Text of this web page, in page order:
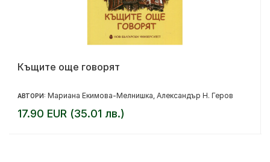
Къщите още говорят
АВТОРИ: Мариана Екимова-Мелнишка Александър Н. Геров
17.90 EUR (35.01 лв.)